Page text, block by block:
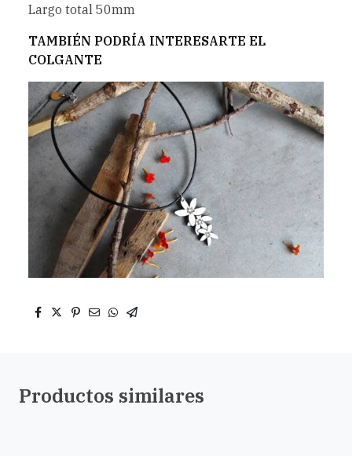
Largo total 50mm
TAMBIÉN PODRÍA INTERESARTE EL
COLGANTE
Productos similares